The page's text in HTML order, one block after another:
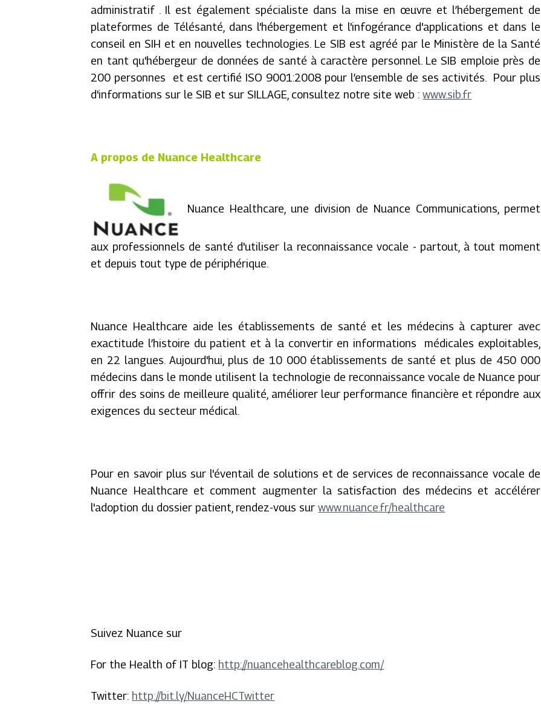
administratif . Il est également spécialiste dans la mise en œuvre et l’hébergement de
plateformes de Télésanté, dans l'hébergement et l'infogérance d'applications et dans le
conseil en SIH et en nouvelles technologies. Le SIB est agréé par le Ministère de la Santé
en tant qu'hébergeur de données de santé à caractère personnel. Le SIB emploie près de
200 personnes et est certifié ISO 9001:2008 pour l’ensemble de ses activités. Pour plus
d'informations sur le SIB et sur SILLAGE, consultez notre site web :www.sib.fr
A propos de Nuance Healthcare
Nuance Healthcare, une division de Nuance Communications, permet
aux professionnels de santé d'utiliser la reconnaissance vocale - partout, à tout moment
et depuis tout type de périphérique.
Nuance Healthcare aide les établissements de santé et les médecins à capturer avec
exactitude l’histoire du patient et à la convertir en informations médicales exploitables,
en 22 langues. Aujourd'hui, plus de 10 000 établissements de santé et plus de 450 000
médecins dans le monde utilisent la technologie de reconnaissance vocale de Nuance pour
offrir des soins de meilleure qualité, améliorer leur performance financière et répondre aux
exigences du secteur médical.
Pour en savoir plus sur l'éventail de solutions et de services de reconnaissance vocale de
Nuance Healthcare et comment augmenter la satisfaction des médecins et accélérer
l'adoption du dossier patient, rendez-vous surwww.nuance.fr/healthcare
Suivez Nuance sur
For the Health of IT blog: http://nuancehealthcareblog.com/
Twitter: http://bit.ly/NuanceHCTwitter